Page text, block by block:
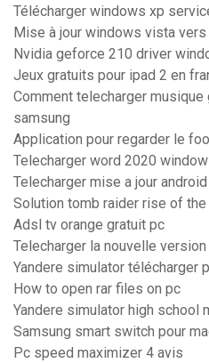
Télécharger windows xp
Mise à jour windows vista
Nvidia geforce 210 driver
Jeux gratuits pour ipad 2 en
Comment telecharger
samsung
Application pour regarder le
Telecharger word 2020
Telecharger mise a jour android
Solution tomb raider rise of
Adsl tv orange gratuit pc
Telecharger la nouvelle
Yandere simulator télécharger
How to open rar files on pc
Yandere simulator high school
Samsung smart switch pour
Pc speed maximizer 4 avis